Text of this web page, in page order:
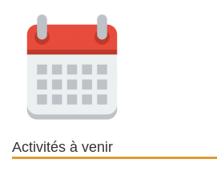
Activités à venir